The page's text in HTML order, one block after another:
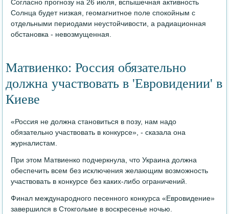
Согласно прогнозу на 26 июля, вспышечная активность
Солнца будет низкая, геомагнитное поле спокойным с
отдельными периодами неустойчивости, а радиационная
обстановка - невозмущенная.
Матвиенко: Россия обязательно
должна участвовать в 'Евровидении' в
Киеве
«Россия не должна становиться в позу, нам надо
обязательно участвовать в конкурсе», - сказала она
журналистам.
При этом Матвиенко подчеркнула, что Украина должна
обеспечить всем без исключения желающим возможность
участвовать в конкурсе без каких-либо ограничений.
Финал международного песенного конкурса «Евровидение»
завершился в Стокгольме в воскресенье ночью.